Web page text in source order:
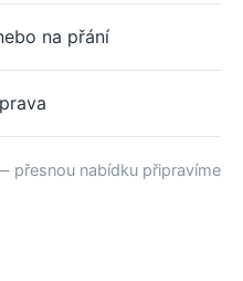
na přání
přesnou nabídku připravíme